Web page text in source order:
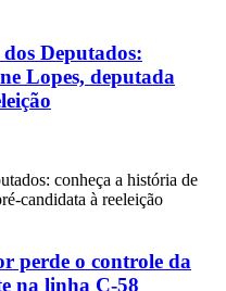
Deputados:
Lopes, deputada
conheça a história de
candidata à reeleição
perde o controle da
na linha C-58